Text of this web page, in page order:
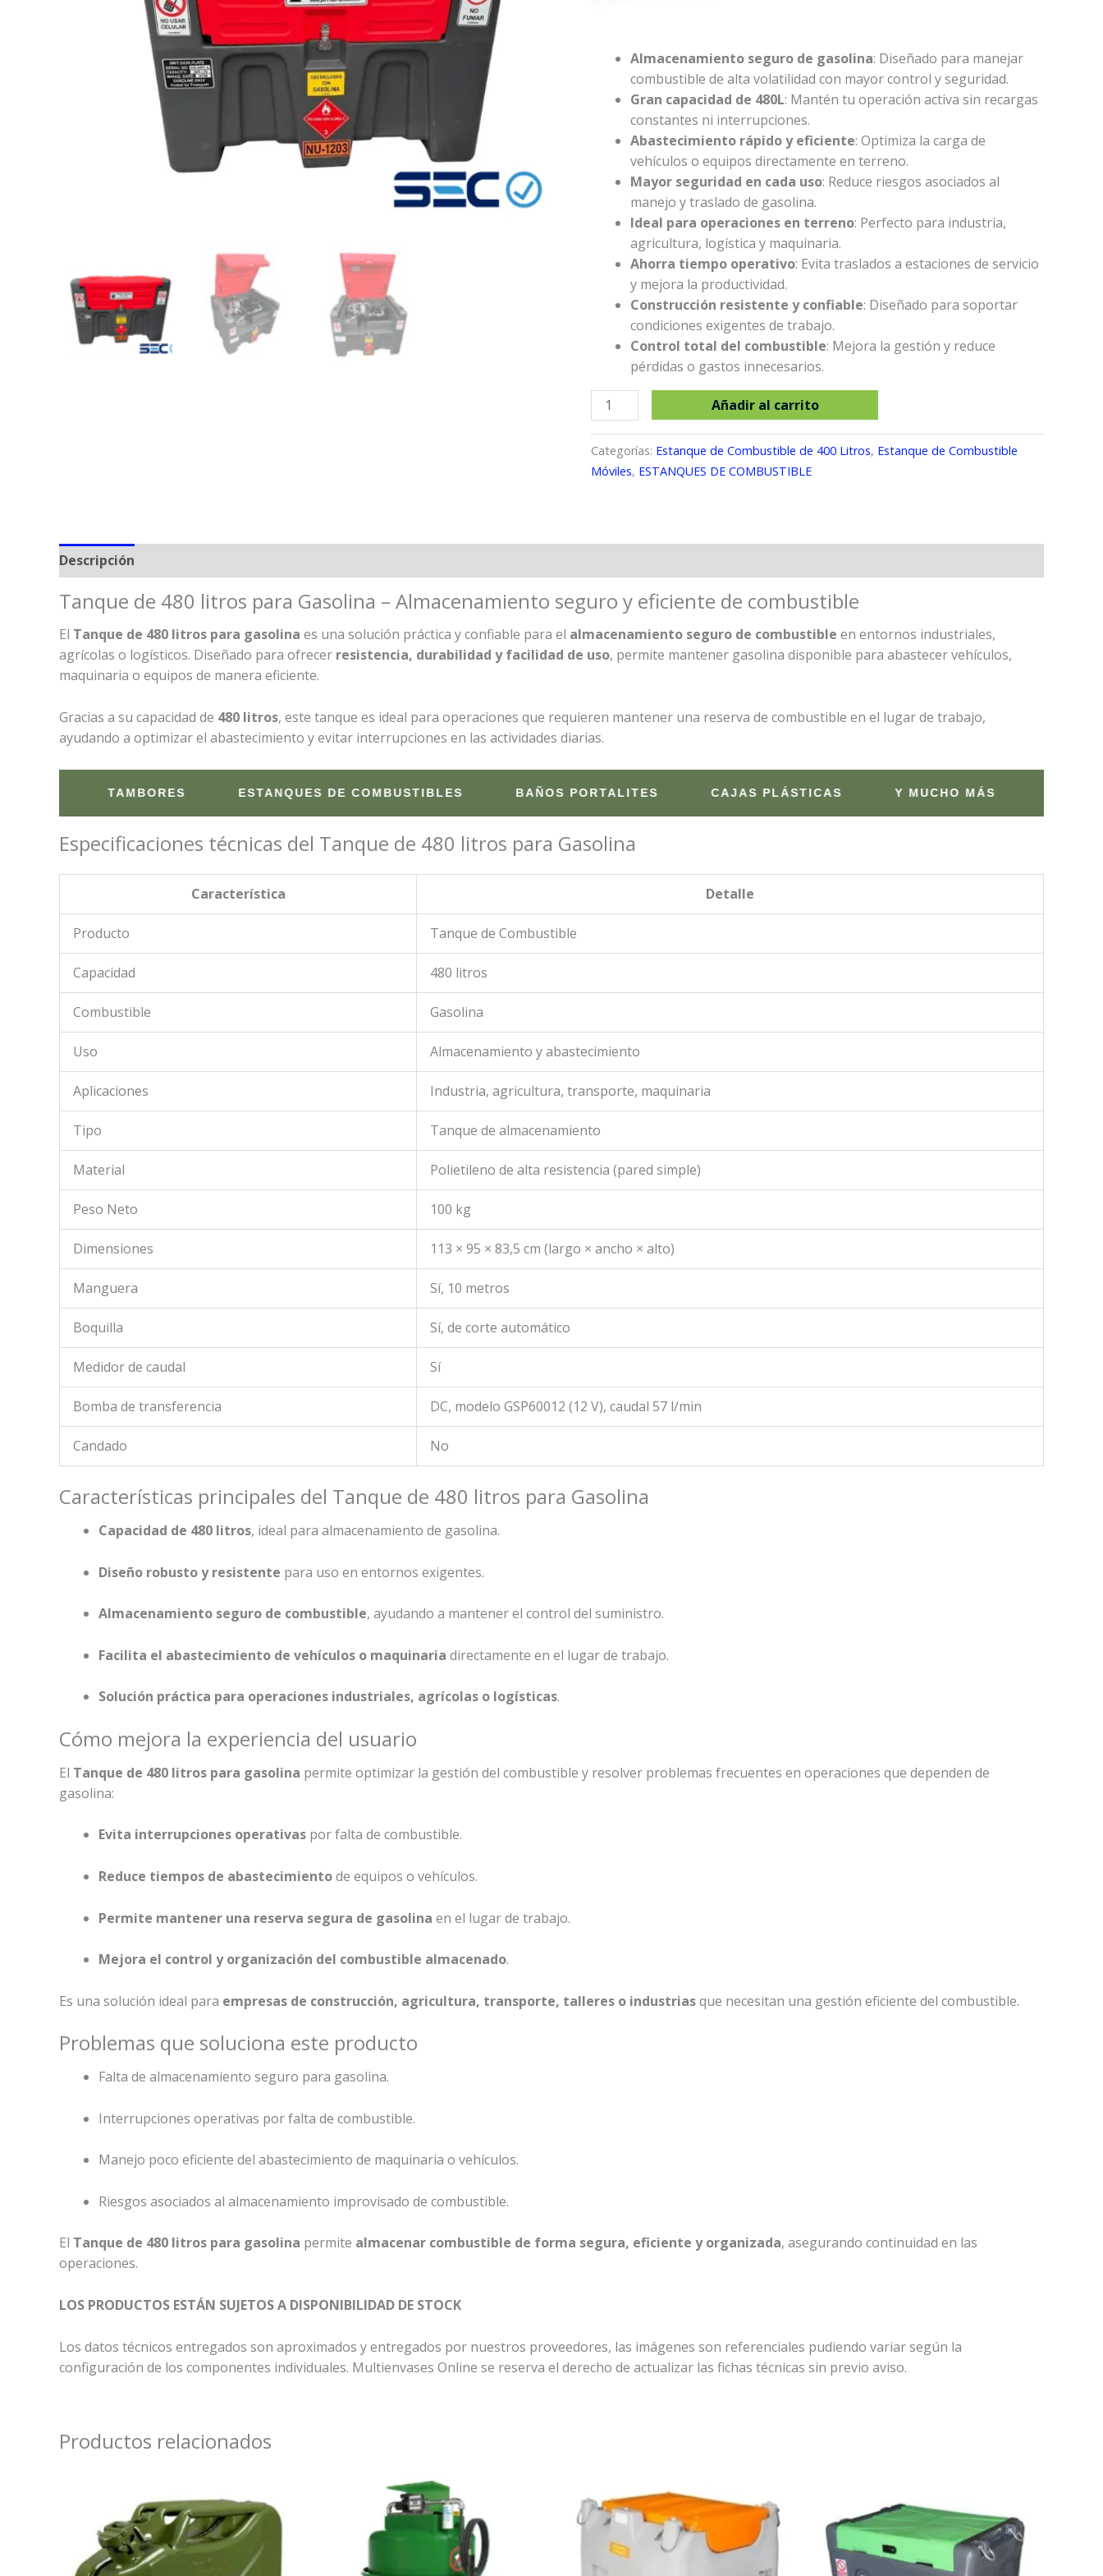
Almacenamiento seguro de gasolina: Diseñado para manejar
combustible de alta volatilidad con mayor control y seguridad.
Gran capacidad de 480L: Mantén tu operación activa sin recargas
constantes ni interrupciones.
Abastecimiento rápido y eficiente: Optimiza la carga de
vehículos o equipos directamente en terreno.
Mayor seguridad en cada uso: Reduce riesgos asociados al
manejo y traslado de gasolina.
Ideal para operaciones en terreno: Perfecto para industria,
agricultura, logística y maquinaria.
Ahorra tiempo operativo: Evita traslados a estaciones de servicio
y mejora la productividad.
Construcción resistente y confiable: Diseñado para soportar
condiciones exigentes de trabajo.
Control total del combustible: Mejora la gestión y reduce
pérdidas o gastos innecesarios.
Tanque
de
480
litros
para
Añadir al carrito
Categorías: Estanque de Combustible de 400 Litros, Estanque de Combustible
Móviles, ESTANQUES DE COMBUSTIBLE
Descripción
Tanque de 480 litros para Gasolina – Almacenamiento seguro y eficiente de combustible
El Tanque de 480 litros para gasolina es una solución práctica y confiable para el almacenamiento seguro de combustible en entornos industriales,
agrícolas o logísticos. Diseñado para ofrecer resistencia, durabilidad y facilidad de uso, permite mantener gasolina disponible para abastecer vehículos,
maquinaria o equipos de manera eficiente.
Gracias a su capacidad de 480 litros, este tanque es ideal para operaciones que requieren mantener una reserva de combustible en el lugar de trabajo,
ayudando a optimizar el abastecimiento y evitar interrupciones en las actividades diarias.
TAMBORES ESTANQUES DE COMBUSTIBLES BAÑOS PORTALITES CAJAS PLÁSTICAS Y MUCHO MÁS IBC
Especificaciones técnicas del Tanque de 480 litros para Gasolina
Característica Detalle
Producto Tanque de Combustible
Capacidad 480 litros
Combustible Gasolina
Uso Almacenamiento y abastecimiento
Aplicaciones Industria, agricultura, transporte, maquinaria
Tipo Tanque de almacenamiento
Material Polietileno de alta resistencia (pared simple)
Peso Neto 100 kg
Dimensiones 113 × 95 × 83,5 cm (largo × ancho × alto)
Manguera Sí, 10 metros
Boquilla Sí, de corte automático
Medidor de caudal Sí
Bomba de transferencia DC, modelo GSP60012 (12 V), caudal 57 l/min
Candado No
Características principales del Tanque de 480 litros para Gasolina
Capacidad de 480 litros, ideal para almacenamiento de gasolina.
Diseño robusto y resistente para uso en entornos exigentes.
Almacenamiento seguro de combustible, ayudando a mantener el control del suministro.
Facilita el abastecimiento de vehículos o maquinaria directamente en el lugar de trabajo.
Solución práctica para operaciones industriales, agrícolas o logísticas.
Cómo mejora la experiencia del usuario
El Tanque de 480 litros para gasolina permite optimizar la gestión del combustible y resolver problemas frecuentes en operaciones que dependen de
gasolina:
Evita interrupciones operativas por falta de combustible.
Reduce tiempos de abastecimientode equipos o vehículos.
Permite mantener una reserva segura de gasolina en el lugar de trabajo.
Mejora el control y organización del combustible almacenado.
Es una solución ideal para empresas de construcción, agricultura, transporte, talleres o industriasque necesitan una gestión eficiente del combustible.
Problemas que soluciona este producto
Falta de almacenamiento seguro para gasolina.
Interrupciones operativas por falta de combustible.
Manejo poco eficiente del abastecimiento de maquinaria o vehículos.
Riesgos asociados al almacenamiento improvisado de combustible.
El Tanque de 480 litros para gasolina permite almacenar combustible de forma segura, eficiente y organizada, asegurando continuidad en las
operaciones.
LOS PRODUCTOS ESTÁN SUJETOS A DISPONIBILIDAD DE STOCK
Los datos técnicos entregados son aproximados y entregados por nuestros proveedores, las imágenes son referenciales pudiendo variar según la
configuración de los componentes individuales. Multienvases Online se reserva el derecho de actualizar las fichas técnicas sin previo aviso.
Productos relacionados